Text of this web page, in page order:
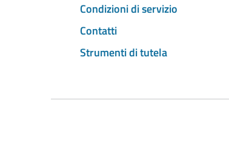
Condizioni di servizio
Contatti
Strumenti di tutela